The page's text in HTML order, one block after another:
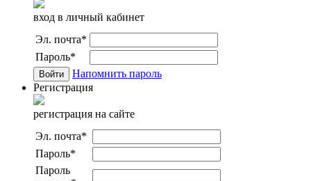
вход в личный кабинет
Эл. почта*
Пароль*
Напомнить пароль
Регистрация
регистрация на сайте
Эл. почта*
Пароль*
Пароль